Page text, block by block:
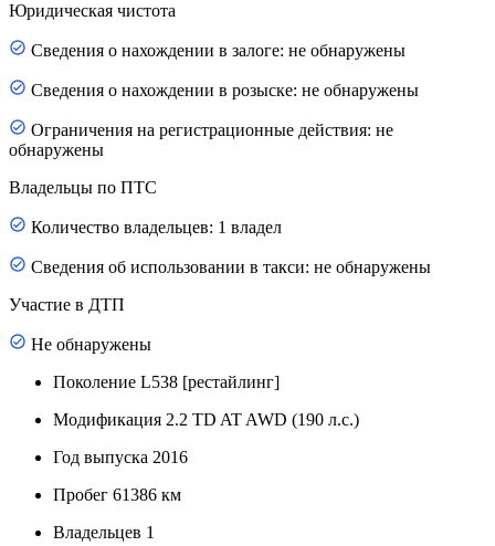
Юридическая чистота
Сведения о нахождении в залоге: не обнаружены
Сведения о нахождении в розыске: не обнаружены
Ограничения на регистрационные действия: не
обнаружены
Владельцы по ПТС
Количество владельцев: 1 владел
Сведения об использовании в такси: не обнаружены
Участие в ДТП
Не обнаружены
Поколение L538 [рестайлинг]
Модификация 2.2 TD AT AWD (190 л.с.)
Год выпуска 2016
Пробег 61386 км
Владельцев 1